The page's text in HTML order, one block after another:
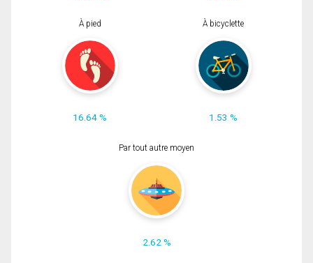
À pied
16.64 %
À bicyclette
1.53 %
Par tout autre moyen
2.62 %